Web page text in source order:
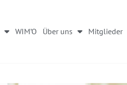
WIM’O Über uns Mitglieder